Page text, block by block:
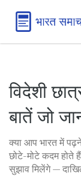
विदेशी
बातें जो
क्या आप भारत में
छोटे-मोटे कदम होते
सुझाव मिलेंगे —